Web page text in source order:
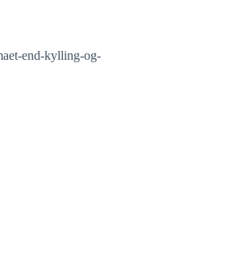
end-kylling-og-